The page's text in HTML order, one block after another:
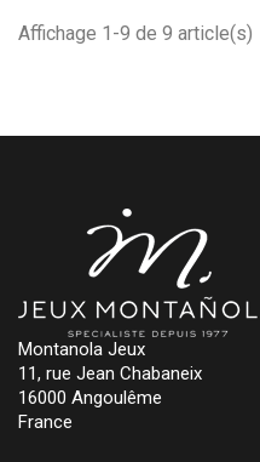
Affichage 1-9 de 9 article(s)
Montanola Jeux
11, rue Jean Chabaneix
16000 Angoulême
France